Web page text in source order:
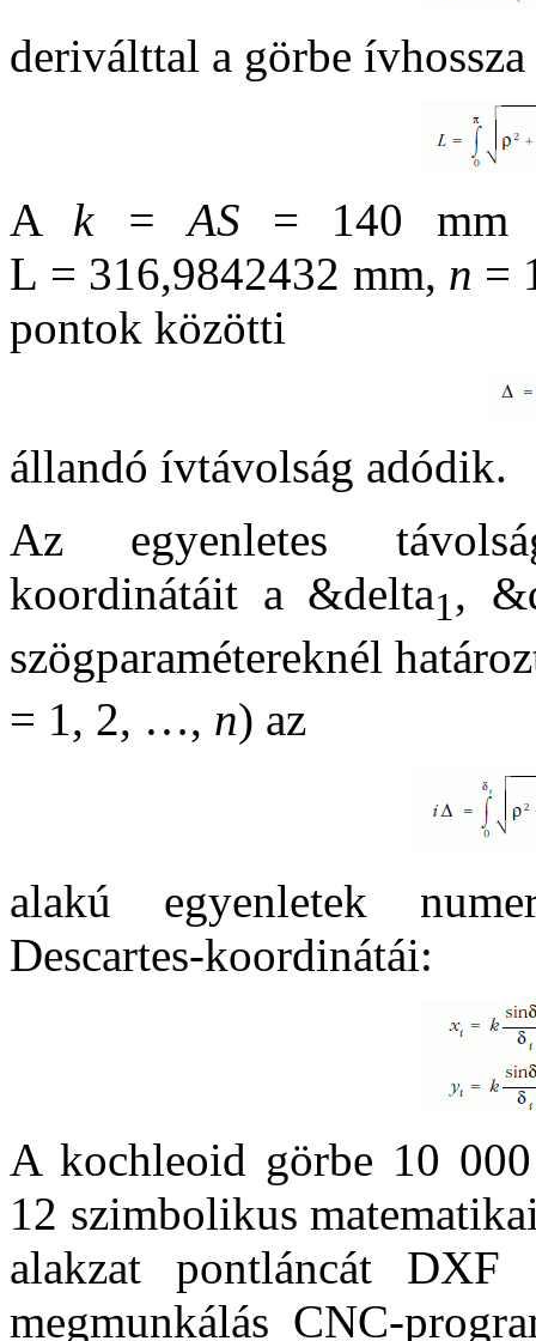
deriválttal a görbe
A k = AS = 140 mm
L = 316,9842432 mm, n =
pontok közötti
állandó ívtávolság adódik.
Az egyenletes
koordinátáit a &delta1,
szögparamétereknél
= 1, 2, …, n) az
alakú egyenletek
Descartes-koordinátái:
A kochleoid görbe 10
12 szimbolikus
alakzat pontláncát
megmunkálás CNC-